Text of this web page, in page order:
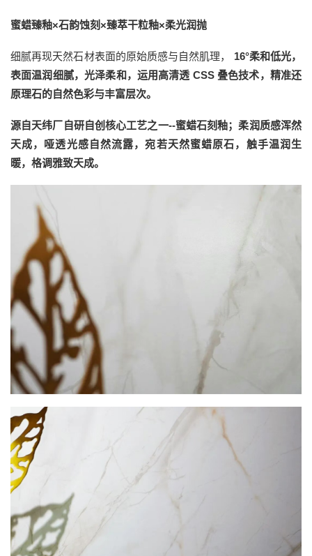
蜜蜡臻釉×石韵蚀刻×臻萃干粒釉×柔光润抛
细腻再现天然石材表面的原始质感与自然肌理， 16°柔和低光，
表面温润细腻，光泽柔和，运用高清透 CSS 叠色技术，精准还
原理石的自然色彩与丰富层次。
源自天纬厂自研自创核心工艺之一--蜜蜡石刻釉；柔润质感浑然
天成，哑透光感自然流露，宛若天然蜜蜡原石，触手温润生
暖，格调雅致天成。